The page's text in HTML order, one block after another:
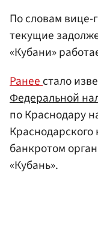
По словам вице-
текущие
«Кубани»
Ранее стало
Федеральной
по Краснодару
банкротом
«Кубань».